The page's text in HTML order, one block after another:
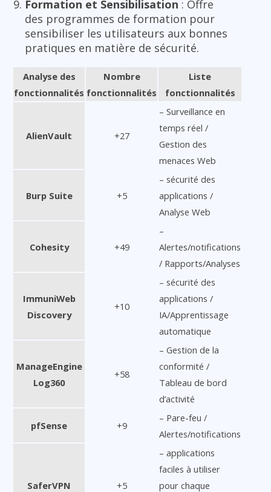
Formation et Sensibilisation : Offre
des programmes de formation pour
sensibiliser les utilisateurs aux bonnes
pratiques en matière de sécurité.
Analyse des
fonctionnalités
Nombre
fonctionnalités
Liste
fonctionnalités
AlienVault +27
– Surveillance en
temps réel /
Gestion des
menaces Web
Burp Suite +5
– sécurité des
applications /
Analyse Web
Cohesity +49
–
Alertes/notifications
/ Rapports/Analyses
ImmuniWeb
Discovery
+10
– sécurité des
applications /
IA/Apprentissage
automatique
ManageEngine
Log360
+58
– Gestion de la
conformité /
Tableau de bord
d’activité
pfSense +9
– Pare-feu /
Alertes/notifications
SaferVPN +5
– applications
faciles à utiliser
pour chaque